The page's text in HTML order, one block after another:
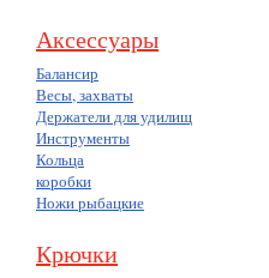
Аксессуары
Балансир
Весы, захваты
Держатели для удилищ
Инструменты
Кольца
коробки
Ножи рыбацкие
Крючки